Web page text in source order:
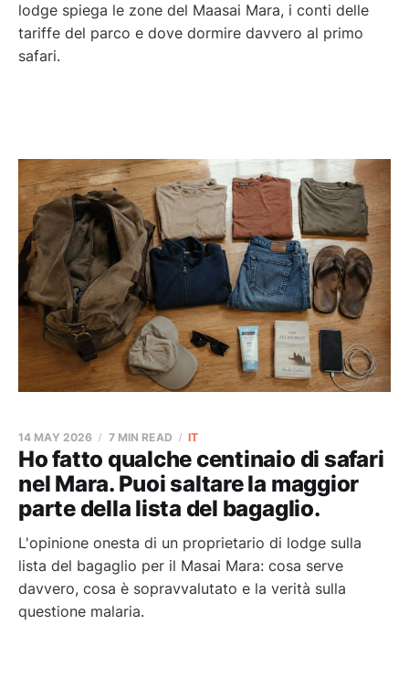
lodge spiega le zone del Maasai Mara, i conti delle
tariffe del parco e dove dormire davvero al primo
safari.
Ho fatto qualche centinaio di safari
nel Mara. Puoi saltare la maggior
parte della lista del bagaglio.
14 MAY 2026 7 MIN READ IT
L'opinione onesta di un proprietario di lodge sulla
lista del bagaglio per il Masai Mara: cosa serve
davvero, cosa è sopravvalutato e la verità sulla
questione malaria.